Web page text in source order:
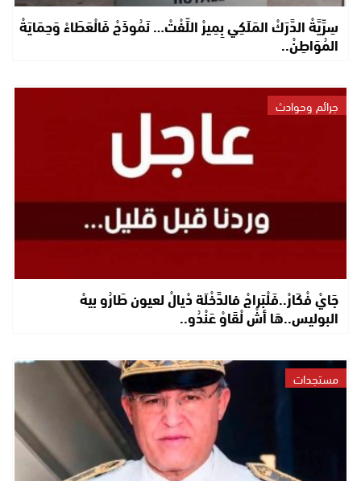
سِرِّيَّةْ الدَّرَكْ المَلَكِي بِمِيرْ اللِّفْتْ… نَمُوذَجْ فَالْعَطَاءْ وَحِمَايَةْ
المُوَاطِنْ..
جرائم وحوادث
جَايْ فْكَارْ..فَلْبَراجْ فالدَّخْلَة دْيالْ لعيون طَارُو بيهْ
البوليس..هَا أشْ لْقَاوْ عَنْدُو..
مستجدات